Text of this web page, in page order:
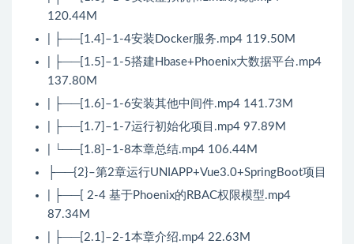
120.44M
| ├──[1.4]–1-4安装Docker服务.mp4 119.50M
| ├──[1.5]–1-5搭建Hbase+Phoenix大数据平台.mp4
137.80M
| ├──[1.6]–1-6安装其他中间件.mp4 141.73M
| ├──[1.7]–1-7运行初始化项目.mp4 97.89M
| └──[1.8]–1-8本章总结.mp4 106.44M
├──{2}–第2章运行UNIAPP+Vue3.0+SpringBoot项目
| ├──[ 2-4 基于Phoenix的RBAC权限模型.mp4
87.34M
| ├──[2.1]–2-1本章介绍.mp4 22.63M